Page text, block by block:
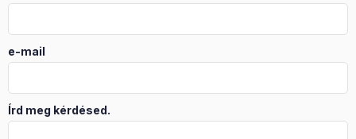
e-mail
Írd meg kérdésed.